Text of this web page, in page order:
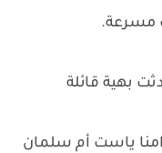
مسرعة.
بهية قائلة
ياست أم سلمان